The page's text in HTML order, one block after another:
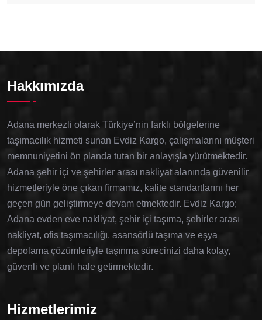
Hakkımızda
Adana merkezli olarak Türkiye’nin farklı bölgelerine
taşımacılık hizmeti sunan Evdiz Kargo, çalışmalarını müşteri
memnuniyetini ön planda tutan bir anlayışla yürütmektedir.
Adana şehir içi ve şehirler arası nakliyat alanında güvenilir
hizmetleriyle öne çıkan firmamız, kalite standartlarını her
geçen gün geliştirmeye devam etmektedir. Evdiz Kargo;
Adana evden eve nakliyat, şehir içi taşıma, şehirler arası
nakliyat, ofis taşımacılığı, asansörlü taşıma ve eşya
depolama çözümleriyle taşınma sürecinizi daha kolay,
güvenli ve planlı hale getirmektedir.
Hizmetlerimiz